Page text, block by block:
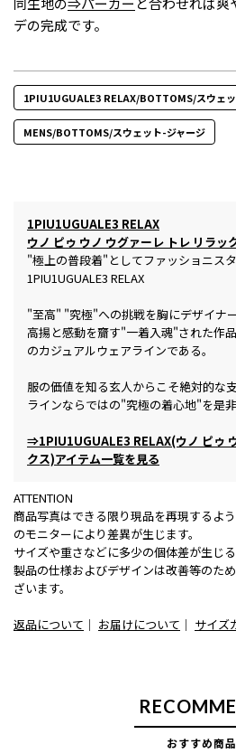
デの完成です。
1PIU1UGUALE3 RELAX/BOTTOMS/スウェ
MENS/BOTTOMS/スウェット-ジャージ
1PIU1UGUALE3 RELAX
ウノ ピゥ ウノ ウグァーレ トレ リラッ
"極上の普段着"としてファッショニス
1PIU1UGUALE3 RELAX
"至高" "究極"への挑戦を胸にデザイナ
高揚と感動を齎す"一着入魂"された作
のカジュアルウェアラインである。
服の価値を知る玄人からこそ絶対的な
ラインならではの"究極の着心地"を是非
⇒1PIU1UGUALE3 RELAX(ウノ ピゥ
クス)アイテム一覧を見る
ATTENTION
商品写真はできる限り現品を再現するよ
のモニターにより差異が生じます。
サイズや重さなどに多少の個体差が生じる
製品の仕様およびデザインは改善等のた
ざいます。
返品について ｜ お届けについて ｜ サイズ
おすすめ商品